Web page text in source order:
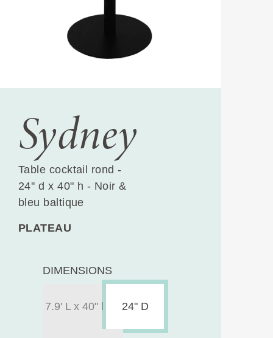
Sydney
Table cocktail rond -
24'' d x 40" h - Noir &
bleu baltique
PLATEAU
DIMENSIONS
7.9' L x 40" l 24" D